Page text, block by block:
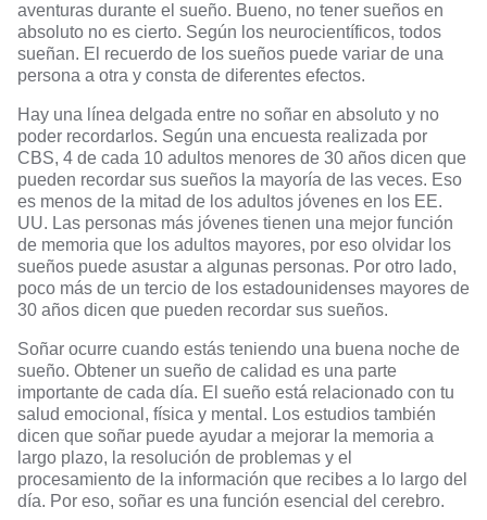
aventuras durante el sueño. Bueno, no tener sueños en
absoluto no es cierto. Según los neurocientíficos, todos
sueñan. El recuerdo de los sueños puede variar de una
persona a otra y consta de diferentes efectos.
Hay una línea delgada entre no soñar en absoluto y no
poder recordarlos. Según una encuesta realizada por
CBS, 4 de cada 10 adultos menores de 30 años dicen que
pueden recordar sus sueños la mayoría de las veces. Eso
es menos de la mitad de los adultos jóvenes en los EE.
UU. Las personas más jóvenes tienen una mejor función
de memoria que los adultos mayores, por eso olvidar los
sueños puede asustar a algunas personas. Por otro lado,
poco más de un tercio de los estadounidenses mayores de
30 años dicen que pueden recordar sus sueños.
Soñar ocurre cuando estás teniendo una buena noche de
sueño. Obtener un sueño de calidad es una parte
importante de cada día. El sueño está relacionado con tu
salud emocional, física y mental. Los estudios también
dicen que soñar puede ayudar a mejorar la memoria a
largo plazo, la resolución de problemas y el
procesamiento de la información que recibes a lo largo del
día. Por eso, soñar es una función esencial del cerebro.